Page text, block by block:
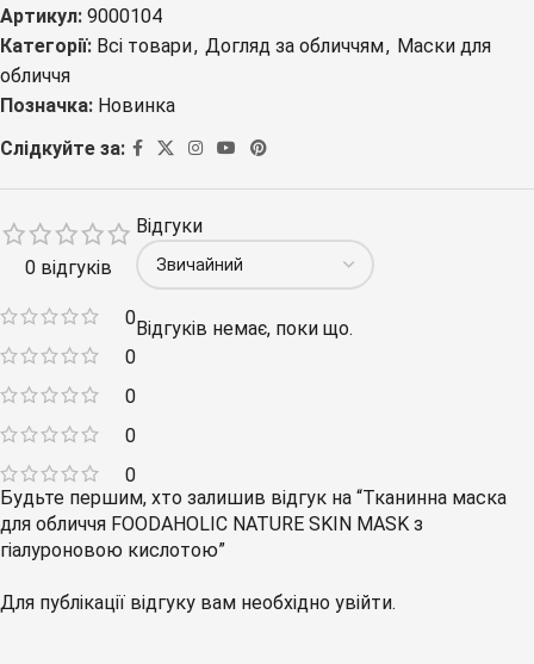
Артикул: 9000104
Категорії: Всі товари, Догляд за обличчям, Маски для
обличчя
Позначка: Новинка
Слідкуйте за:
0 відгуків
0
0
0
0
0
Відгуки
Відгуків немає, поки що.
Будьте першим, хто залишив відгук на “Тканинна маска
для обличчя FOODAHOLIC NATURE SKIN MASK з
гіалуроновою кислотою”
Для публікації відгуку вам необхідно увійти.